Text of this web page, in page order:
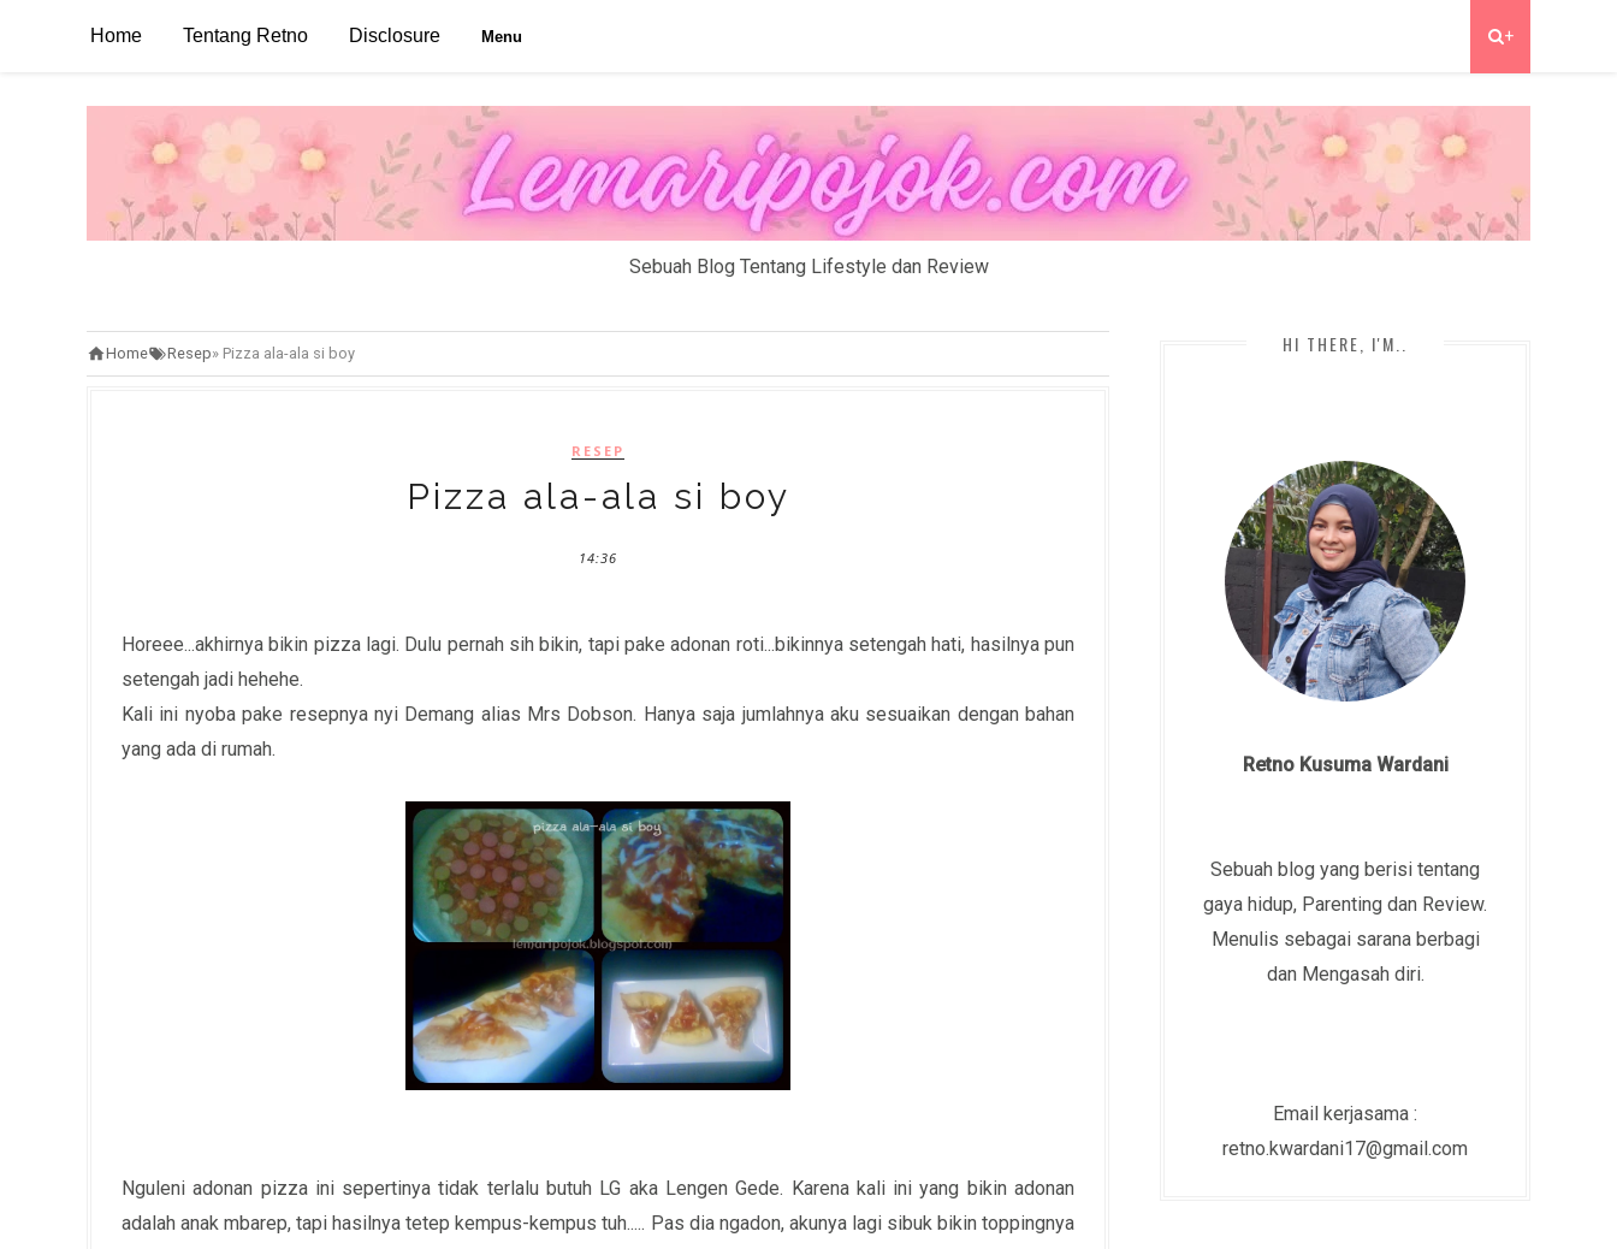
Home Tentang Retno Disclosure Menu +
Sebuah Blog Tentang Lifestyle dan Review
Home Resep» Pizza ala-ala si boy
RESEP
Pizza ala-ala si boy
14:36
Horeee...akhirnya bikin pizza lagi. Dulu pernah sih bikin, tapi pake adonan roti...bikinnya setengah hati, hasilnya pun
setengah jadi hehehe.
Kali ini nyoba pake resepnya nyi Demang alias Mrs Dobson. Hanya saja jumlahnya aku sesuaikan dengan bahan
yang ada di rumah.
Nguleni adonan pizza ini sepertinya tidak terlalu butuh LG aka Lengen Gede. Karena kali ini yang bikin adonan
adalah anak mbarep, tapi hasilnya tetep kempus-kempus tuh..... Pas dia ngadon, akunya lagi sibuk bikin toppingnya
HI THERE, I'M..
Retno Kusuma Wardani
Sebuah blog yang berisi tentang
gaya hidup, Parenting dan Review.
Menulis sebagai sarana berbagi
dan Mengasah diri.
Email kerjasama :
retno.kwardani17@gmail.com